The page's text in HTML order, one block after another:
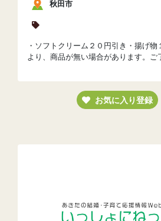
秋田市
・ソフトクリーム２０円引き・揚げ
より、商品が無い場合があります。ご
お気に入り登録